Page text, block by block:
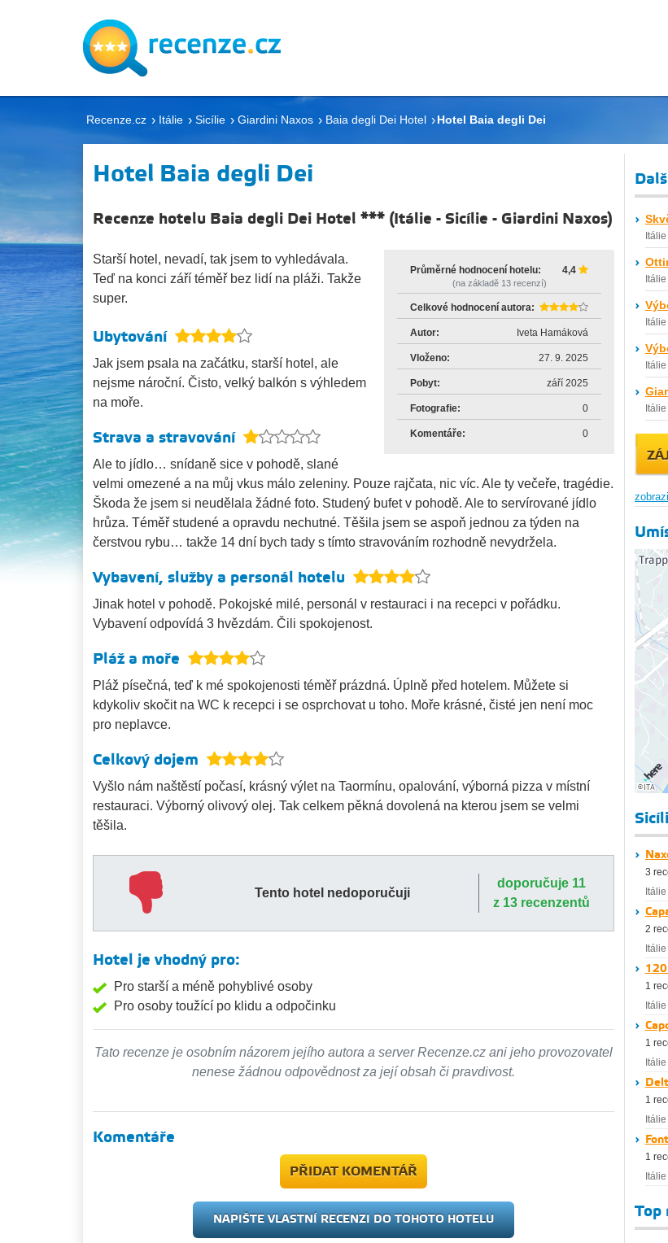
Recenze.cz Itálie Sicílie Giardini Naxos Baia degli Dei Hotel Hotel Baia degli Dei
Hotel Baia degli Dei
Recenze hotelu Baia degli Dei Hotel *** (Itálie - Sicílie - Giardini Naxos)
Průměrné hodnocení hotelu: 4,4
(na základě 13recenzí)
Celkové hodnocení autora:
Autor: Iveta Hamáková
Vloženo: 27. 9. 2025
Pobyt: září 2025
Fotografie: 0
Komentáře: 0
Starší hotel, nevadí, tak jsem to vyhledávala.
Teď na konci září téměř bez lidí na pláži. Takže
super.
Ubytování
Jak jsem psala na začátku, starší hotel, ale
nejsme nároční. Čisto, velký balkón s výhledem
na moře.
Strava a stravování
Ale to jídlo… snídaně sice v pohodě, slané
velmi omezené a na můj vkus málo zeleniny. Pouze rajčata, nic víc. Ale ty večeře, tragédie.
Škoda že jsem si neudělala žádné foto. Studený bufet v pohodě. Ale to servírované jídlo
hrůza. Téměř studené a opravdu nechutné. Těšila jsem se aspoň jednou za týden na
čerstvou rybu… takže 14 dní bych tady s tímto stravováním rozhodně nevydržela.
Vybavení, služby a personál hotelu
Jinak hotel v pohodě. Pokojské milé, personál v restauraci i na recepci v pořádku.
Vybavení odpovídá 3 hvězdám. Čili spokojenost.
Pláž a moře
Pláž písečná, teď k mé spokojenosti téměř prázdná. Úplně před hotelem. Můžete si
kdykoliv skočit na WC k recepci i se osprchovat u toho. Moře krásné, čisté jen není moc
pro neplavce.
Celkový dojem
Vyšlo nám naštěstí počasí, krásný výlet na Taormínu, opalování, výborná pizza v místní
restauraci. Výborný olivový olej. Tak celkem pěkná dovolená na kterou jsem se velmi
těšila.
Tento hotel nedoporučuji
doporučuje 11
z 13 recenzentů
Hotel je vhodný pro:
Pro starší a méně pohyblivé osoby
Pro osoby toužící po klidu a odpočinku
Tato recenze je osobním názorem jejího autora a server Recenze.cz ani jeho provozovatel
nenese žádnou odpovědnost za její obsah či pravdivost.
Komentáře
PŘIDAT KOMENTÁŘ
NAPIŠTE VLASTNÍ RECENZI DO TOHOTO HOTELU
Itálie
Itálie
Itálie
Itálie
Itálie
3
Itálie
2
Itálie
1
Itálie
1
Itálie
1
Itálie
1
Itálie
Top